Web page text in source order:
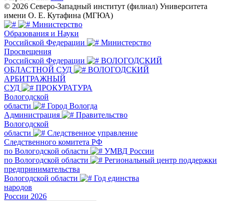
© 2026 Северо-Западный институт (филиал) Университета
имени О. Е. Кутафина (МГЮА)
Министерство
Образования и Науки
Российской Федерации
Министерство
Просвещения
Российской Федерации
ВОЛОГОДСКИЙ
ОБЛАСТНОЙ СУД
ВОЛОГОДСКИЙ
АРБИТРАЖНЫЙ
СУД
ПРОКУРАТУРА
Вологодской
области
Город Вологда
Администрация
Правительство
Вологодской
области
Следственное управление
Следственного комитета РФ
по Вологодской области
УМВД России
по Вологодской области
Региональный центр поддержки
предпринимательства
Вологодской области
Год единства
народов
России 2026